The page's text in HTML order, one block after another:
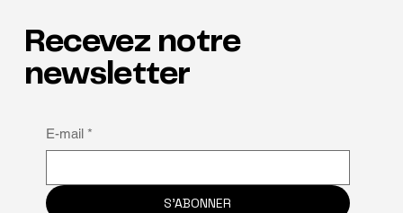
Les talents à l'honneur
Recevez notre
newsletter
E-mail *
S'ABONNER